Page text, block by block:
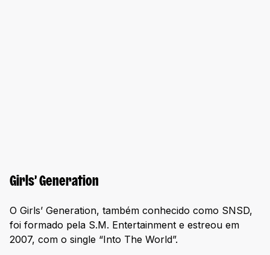
Girls’ Generation
O Girls’ Generation, também conhecido como SNSD,
foi formado pela S.M. Entertainment e estreou em
2007, com o single “Into The World”.